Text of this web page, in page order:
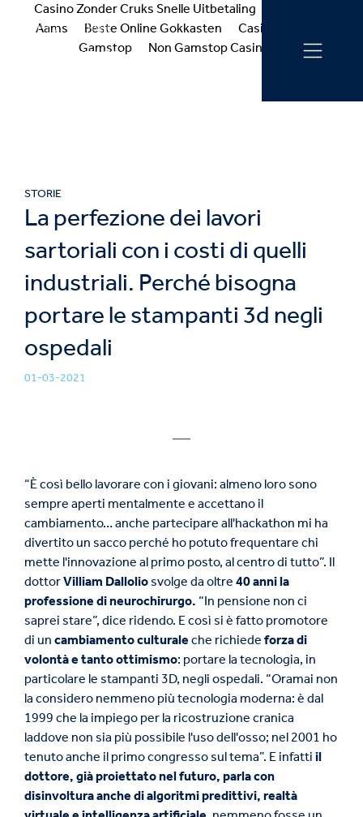
Casino Zonder Cruks Snelle Uitbetaling
Aams
Beste Online Gokkasten
Casinos Not On
Gamstop
Non Gamstop Casinos
STORIE
La perfezione dei lavori
sartoriali con i costi di quelli
industriali. Perché bisogna
portare le stampanti 3d negli
ospedali
01-03-2021
“È così bello lavorare con i giovani: almeno loro sono
sempre aperti mentalmente e accettano il
cambiamento… anche partecipare all'hackathon mi ha
divertito un sacco perché ho potuto frequentare chi
mette l'innovazione al primo posto, al centro di tutto”. Il
dottorVilliam Dalloliosvolge da oltre 40 anni la
professione di neurochirurgo. “In pensione non ci
saprei stare”, dice ridendo. E così si è fatto promotore
di un cambiamento culturale che richiede forza di
volontà e tanto ottimismo: portare la tecnologia, in
particolare le stampanti 3D, negli ospedali. “Oramai non
la considero nemmeno più tecnologia moderna: è dal
1999 che la impiego per la ricostruzione cranica
laddove non sia più possibile l'uso dell'osso; nel 2001 ho
tenuto anche il primo congresso sul tema”. E infatti il
dottore, già proiettato nel futuro, parla con
disinvoltura anche di algoritmi predittivi, realtà